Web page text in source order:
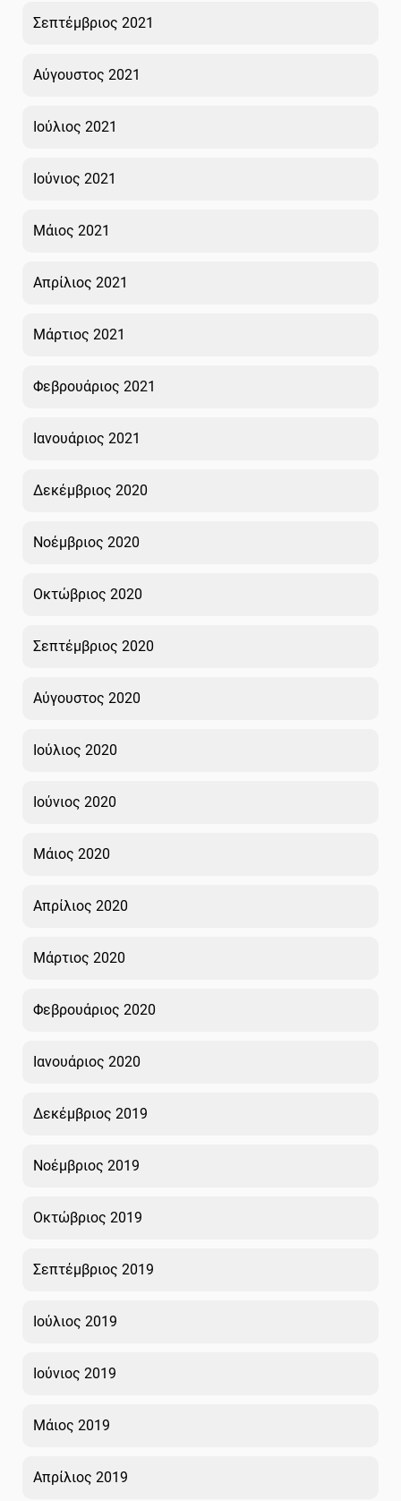
Σεπτέμβριος 2021
Αύγουστος 2021
Ιούλιος 2021
Ιούνιος 2021
Μάιος 2021
Απρίλιος 2021
Μάρτιος 2021
Φεβρουάριος 2021
Ιανουάριος 2021
Δεκέμβριος 2020
Νοέμβριος 2020
Οκτώβριος 2020
Σεπτέμβριος 2020
Αύγουστος 2020
Ιούλιος 2020
Ιούνιος 2020
Μάιος 2020
Απρίλιος 2020
Μάρτιος 2020
Φεβρουάριος 2020
Ιανουάριος 2020
Δεκέμβριος 2019
Νοέμβριος 2019
Οκτώβριος 2019
Σεπτέμβριος 2019
Ιούλιος 2019
Ιούνιος 2019
Μάιος 2019
Απρίλιος 2019